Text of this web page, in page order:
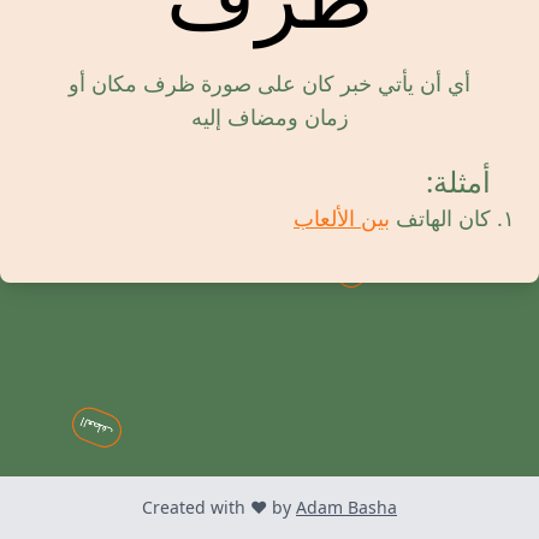
العطف
أي أن يأتي خبر كان على صورة ظرف مكان أو
زمان ومضاف إليه
أمثلة:
كان الهاتف بين الألعاب
Created with ❤️ by Adam Basha